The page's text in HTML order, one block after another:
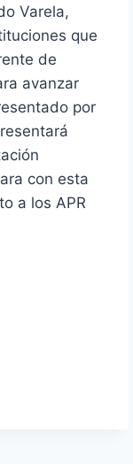
Varela,
que
de
avanzar
por
con esta
a los APR